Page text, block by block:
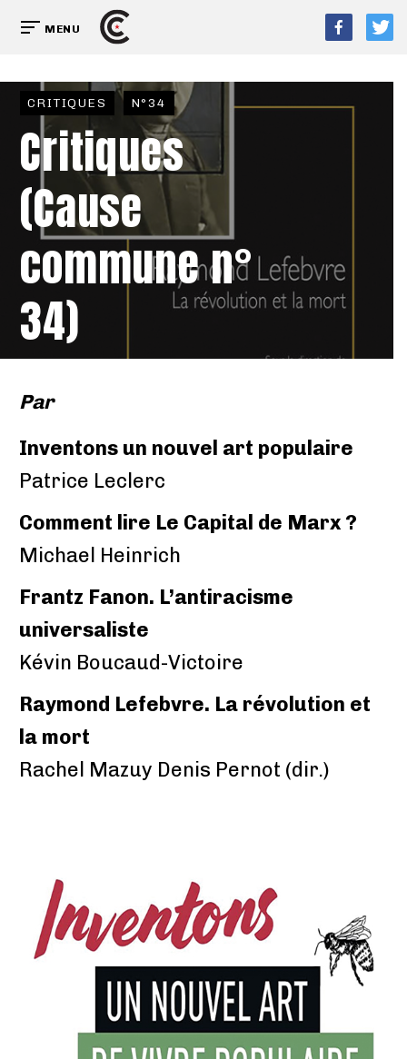
MENU
CRITIQUES N°34
Critiques
(Cause
commune n°
34)
Par
Inventons un nouvel art populaire
Patrice Leclerc
Comment lire Le Capital de Marx ?
Michael Heinrich
Frantz Fanon. L’antiracisme
universaliste
Kévin Boucaud-Victoire
Raymond Lefebvre. La révolution et
la mort
Rachel Mazuy Denis Pernot (dir.)